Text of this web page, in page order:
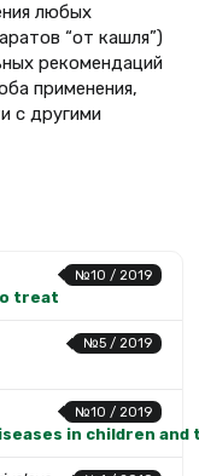
любых
“от кашля”)
рекомендаций
применения,
с другими
№10 / 2019
treat
№5 / 2019
№10 / 2019
in children and